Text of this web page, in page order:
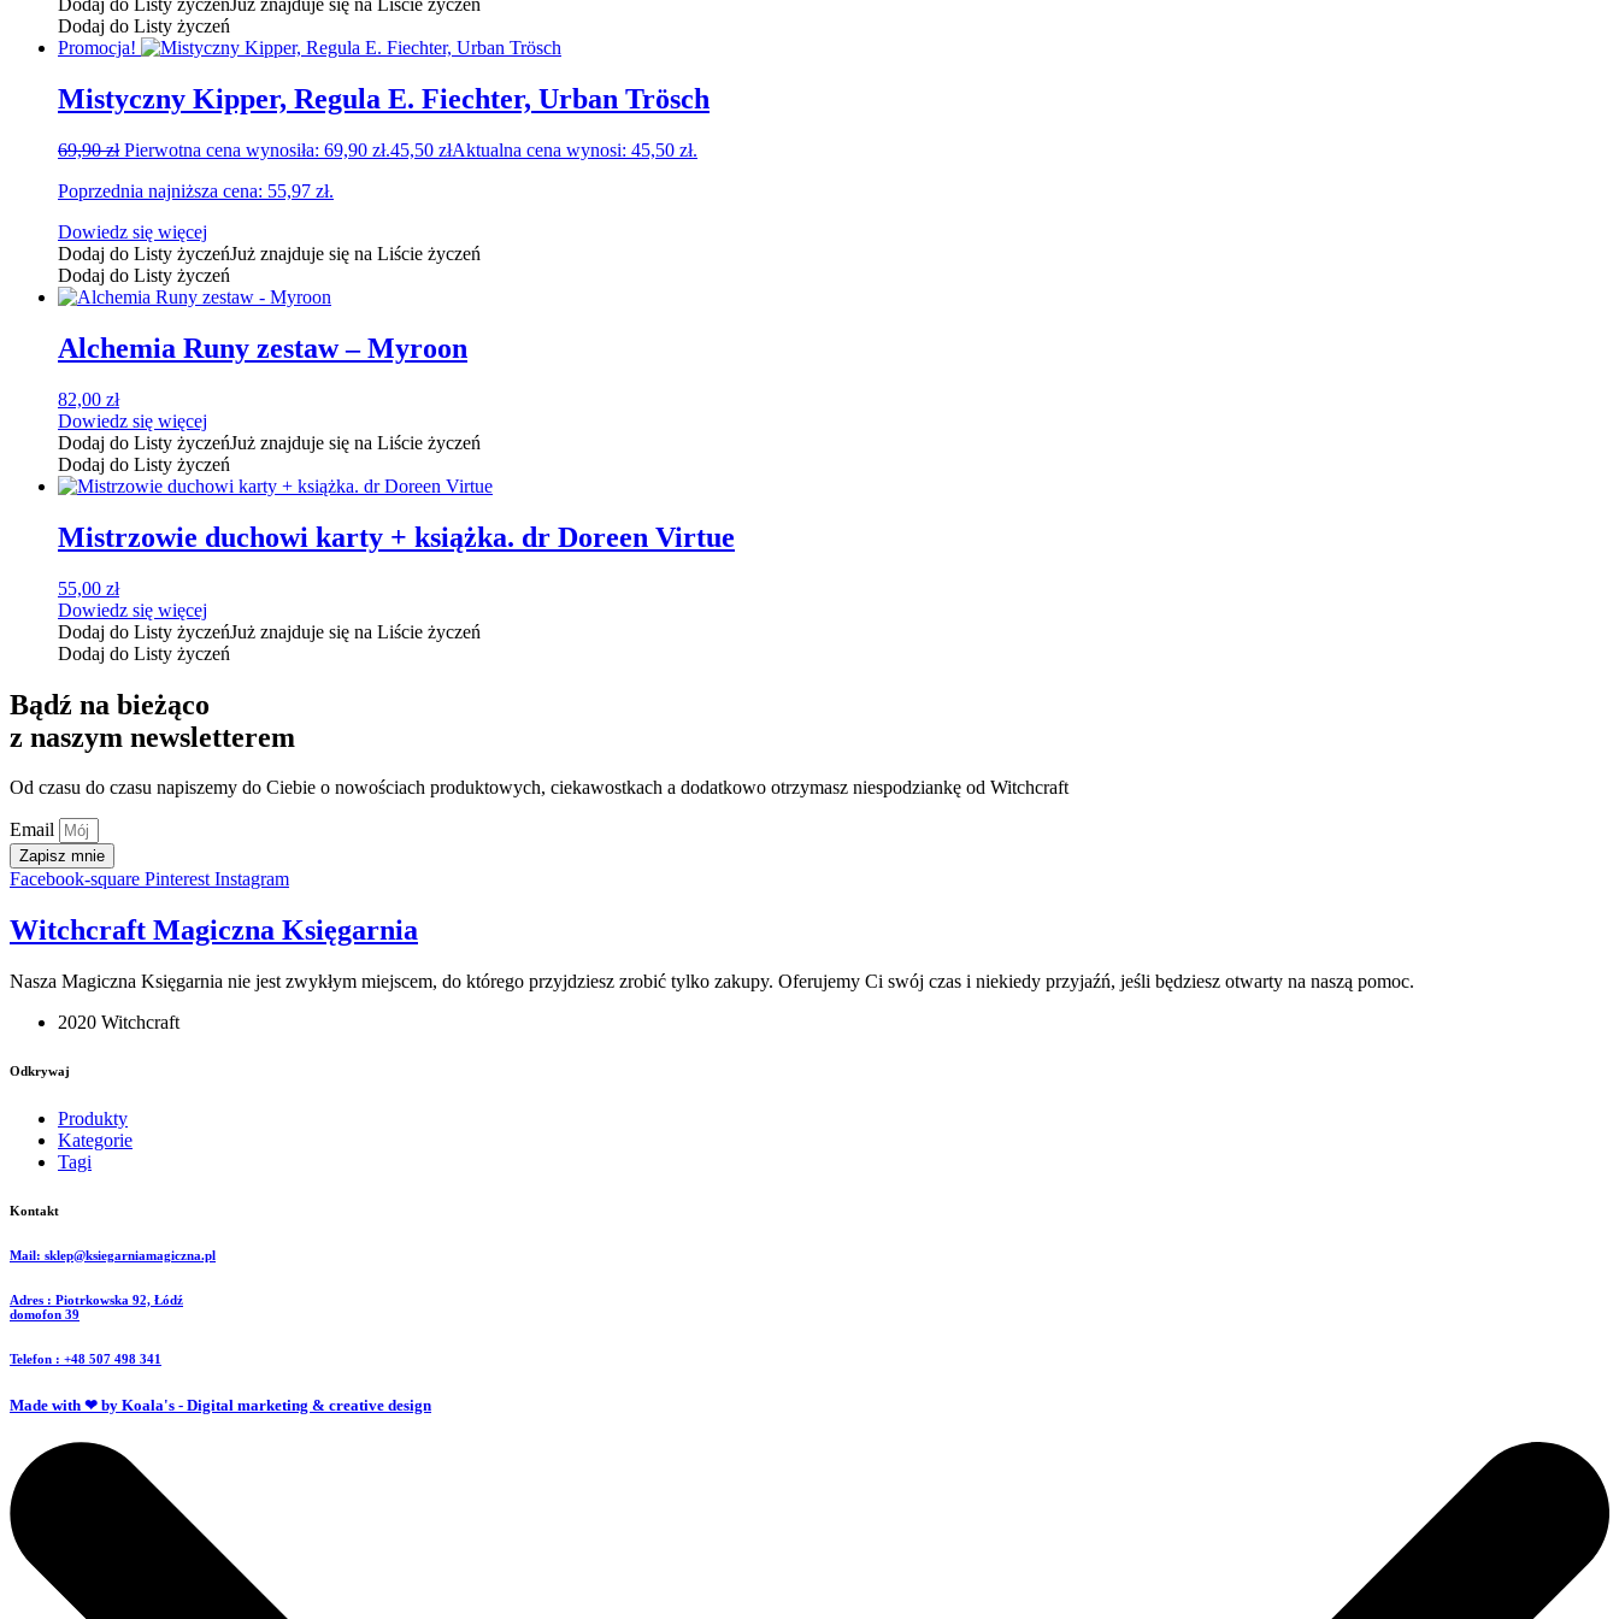
Dodaj do Listy życzeńJuż znajduje się na Liście życzeń
Dodaj do Listy życzeń
Promocja!
Mistyczny Kipper, Regula E. Fiechter, Urban Trösch
69,90zł Pierwotna cena wynosiła: 69,90 zł.45,50 złAktualna cena wynosi: 45,50 zł.
Poprzednia najniższa cena: 55,97 zł.
Dowiedz się więcej
Dodaj do Listy życzeńJuż znajduje się na Liście życzeń
Dodaj do Listy życzeń
Alchemia Runy zestaw – Myroon
82,00 zł
Dowiedz się więcej
Dodaj do Listy życzeńJuż znajduje się na Liście życzeń
Dodaj do Listy życzeń
Mistrzowie duchowi karty + książka. dr Doreen Virtue
55,00 zł
Dowiedz się więcej
Dodaj do Listy życzeńJuż znajduje się na Liście życzeń
Dodaj do Listy życzeń
Bądź na bieżąco
z naszym newsletterem
Od czasu do czasu napiszemy do Ciebie o nowościach produktowych, ciekawostkach a dodatkowo otrzymasz niespodziankę od Witchcraft
Email
Zapisz mnie
Facebook-square Pinterest Instagram
Witchcraft Magiczna Księgarnia
Nasza Magiczna Księgarnia nie jest zwykłym miejscem, do którego przyjdziesz zrobić tylko zakupy. Oferujemy Ci swój czas i niekiedy przyjaźń, jeśli będziesz otwarty na naszą pomoc.
2020 Witchcraft
Odkrywaj
Produkty
Kategorie
Tagi
Kontakt
Mail: sklep@ksiegarniamagiczna.pl
Adres : Piotrkowska 92, Łódź
domofon 39
Telefon : +48 507 498 341
Made with ❤ by Koala's - Digital marketing & creative design